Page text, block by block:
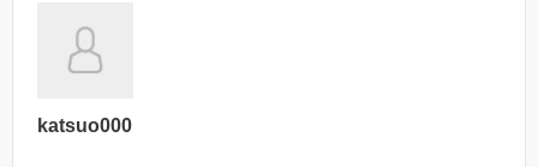
katsuo000